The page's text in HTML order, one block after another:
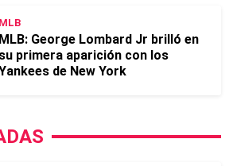
MLB
MLB: George Lombard Jr brilló en
su primera aparición con los
de New York